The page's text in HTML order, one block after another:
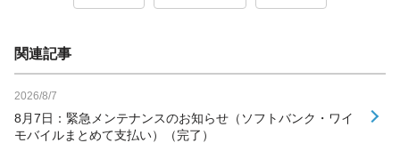
関連記事
2026/8/7
8月7日：緊急メンテナンスのお知らせ（ソフトバンク・ワイ
モバイルまとめて支払い）（完了）